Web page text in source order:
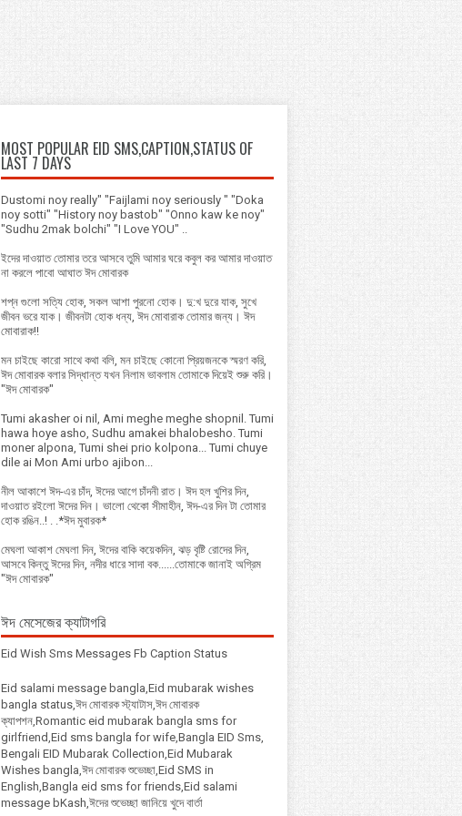
MOST POPULAR EID SMS,CAPTION,STATUS OF
LAST 7 DAYS
Dustomi noy really" "Faijlami noy seriously " "Doka
noy sotti" "History noy bastob" "Onno kaw ke noy"
"Sudhu 2mak bolchi" "I Love YOU" ..
ইদের দাওয়াত তোমার তরে আসবে তুমি আমার ঘরে কবুল কর আমার দাওয়াত
না করলে পাবো আঘাত ঈদ মোবারক
শপ্ন গুলো সত্যি হোক, সকল আশা পুরনো হোক। দু:খ দুরে যাক, সুখে
জীবন ভরে যাক। জীবনটা হোক ধন্য, ঈদ মোবারাক তোমার জন্য। ঈদ
মোবারাক!!
মন চাইছে কারো সাথে কথা বলি, মন চাইছে কোনো প্রিয়জনকে স্মরণ করি,
ঈদ মোবারক বলার সিদ্ধান্ত যখন নিলাম ভাবলাম তোমাকে দিয়েই শুরু করি।
"ঈদ মোবারক"
Tumi akasher oi nil, Ami meghe meghe shopnil. Tumi
hawa hoye asho, Sudhu amakei bhalobesho. Tumi
moner alpona, Tumi shei prio kolpona... Tumi chuye
dile ai Mon Ami urbo ajibon...
নীল আকাশে ঈদ-এর চাঁদ, ঈদের আগে চাঁদনী রাত। ঈদ হল খুশির দিন,
দাওয়াত রইলো ঈদের দিন। ভালো থেকো সীমাহীন, ঈদ-এর দিন টা তোমার
হোক রঙিন..! . .*ঈদ মুবারক*
মেঘলা আকাশ মেঘলা দিন, ঈদের বাকি কয়েকদিন, ঝড় বৃষ্টি রোদের দিন,
আসবে কিন্তু ঈদের দিন, নদীর ধারে সাদা বক......তোমাকে জানাই অগ্রিম
"ঈদ মোবারক"
ঈদ মেসেজের ক্যাটাগরি
Eid Wish Sms Messages Fb Caption Status
Eid salami message bangla,Eid mubarak wishes
bangla status,ঈদ মোবারক স্ট্যাটাস,ঈদ মোবারক
ক্যাপশন,Romantic eid mubarak bangla sms for
girlfriend,Eid sms bangla for wife,Bangla EID Sms,
Bengali EID Mubarak Collection,Eid Mubarak
Wishes bangla,ঈদ মোবারক শুভেচ্ছা,Eid SMS in
English,Bangla eid sms for friends,Eid salami
message bKash,ঈদের শুভেচ্ছা জানিয়ে খুদে বার্তা